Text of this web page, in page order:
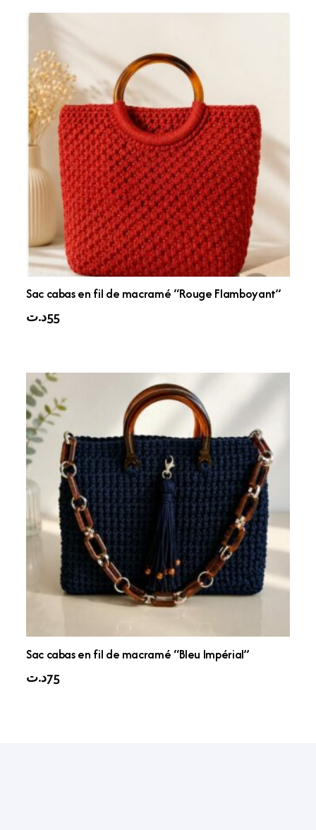
Sac cabas en fil de macramé “Rouge Flamboyant”
55د.ت
Sac cabas en fil de macramé “Bleu Impérial”
75د.ت